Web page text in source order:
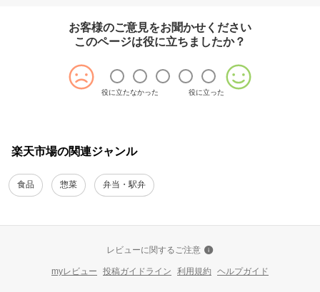
お客様のご意見をお聞かせください
このページは役に立ちましたか？
役に立たなかった 役に立った
楽天市場の関連ジャンル
食品 惣菜 弁当・駅弁
レビューに関するご注意
myレビュー 投稿ガイドライン 利用規約 ヘルプガイド